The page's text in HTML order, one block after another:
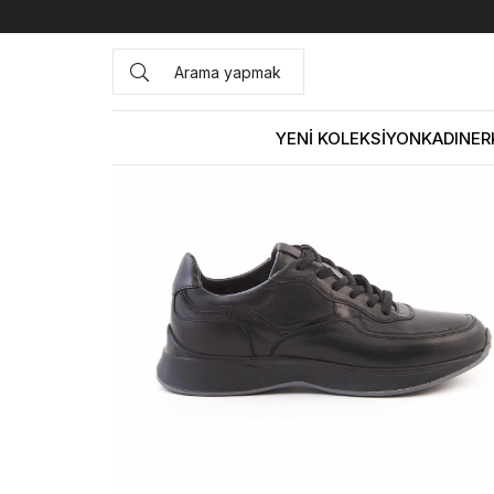
YENİ KOLEKSİYONKADIN
Anasayfa ERKEK AYAKKABI Günlük Mocassini Erkek